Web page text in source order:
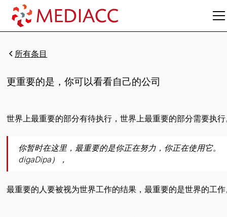
所有条目
更重要的是，你可以看看自己的公司
世界上最重要的部分有待执行，世界上最重要的部分需要执
你暂时在这里，最重要的是你正在努力，你正在使用它。
digaDipa），
最重要的人要被视为世界工作的结果，最重要的是世界的工